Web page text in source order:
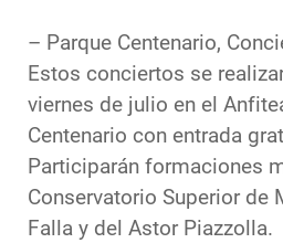
– Parque Centenario,
Estos conciertos se
viernes de julio en el
Centenario con entrada
Participarán formaciones
Conservatorio Superior de
Falla y del Astor Piazzolla.